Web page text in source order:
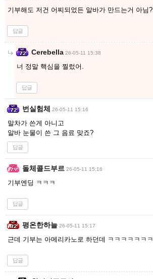
기부해도 저건 어찌되었든 알바가 만드는거 아님?
답글
Cerebella 26-05-11 15:38
너 정말 핵심을 찔렀어.
답글
번실험체 26-05-11 15:16
말차가 쓴게 아니고
알바 눈물이 쓴 그 음료 맞죠?
답글
돌체콜드부르 26-05-11 15:16
기부엔딩 ㅋㅋㅋ
답글
평온한하늘 26-05-11 15:17
근데 기부는 아메리카노로 하던데 ㅋㅋㅋㅋㅋㅋㅋ
답글